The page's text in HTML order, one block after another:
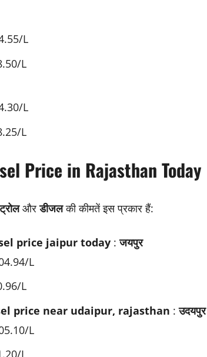
L
L
L
L
Price in Rajasthan Today
औरडीजलकी कीमतें इस प्रकार हैं:
price jaipur today :जयपुर
L
L
price near udaipur, rajasthan :उदयपुर
L
L